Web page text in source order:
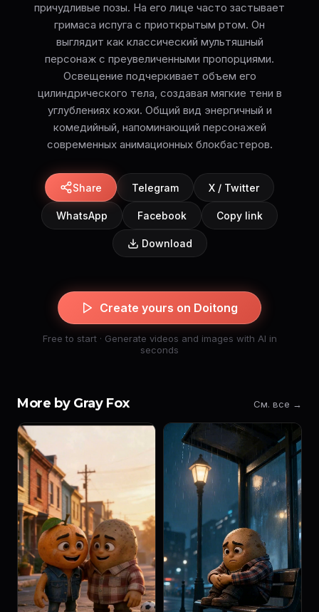
причудливые позы. На его лице часто застывает
гримаса испуга с приоткрытым ртом. Он
выглядит как классический мультяшный
персонаж с преувеличенными пропорциями.
Освещение подчеркивает объем его
цилиндрического тела, создавая мягкие тени в
углублениях кожи. Общий вид энергичный и
комедийный, напоминающий персонажей
современных анимационных блокбастеров.
Share Telegram X / Twitter
WhatsApp Facebook Copy link
Download
Create yours on Doitong
Free to start · Generate videos and images with AI in
seconds
More by Gray Fox См. все →